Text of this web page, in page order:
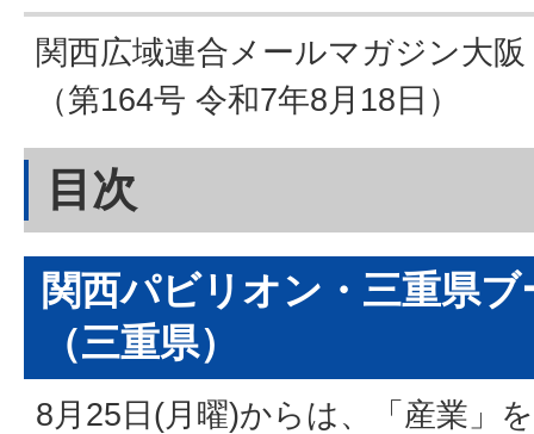
関西広域連合メールマガジン大
（第164号 令和7年8月18日）
目次
関西パビリオン・三重県
（三重県）
8月25日(月曜)からは、「産業」